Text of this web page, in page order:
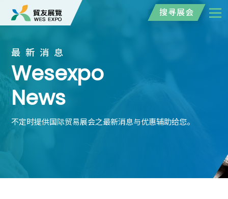
搜寻展会
最新消息
Wesexpo
News
不定时提供国际贸易展会之最新消息与优惠辅助给您。